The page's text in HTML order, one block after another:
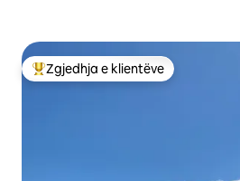
Më të mirat e zgjedhjeve të klientëve
Zgjedhja e klientëve